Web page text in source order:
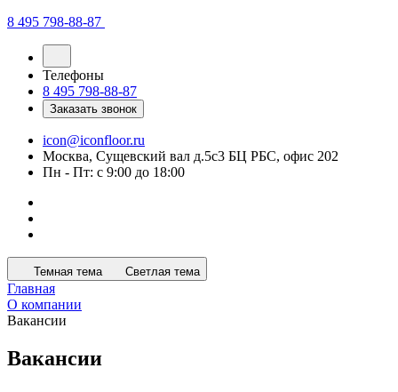
8 495 798-88-87
Телефоны
8 495 798-88-87
Заказать звонок
icon@iconfloor.ru
Москва, Сущевский вал д.5с3 БЦ РБС, офис 202
Пн - Пт: с 9:00 до 18:00
Темная тема Светлая тема
Главная
О компании
Вакансии
Вакансии